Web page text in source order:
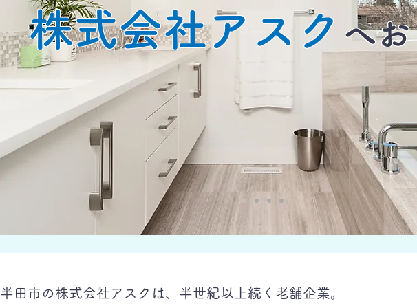
株式会社アスク へ
半田市の株式会社アスクは、半世紀以上続く老舗企業。